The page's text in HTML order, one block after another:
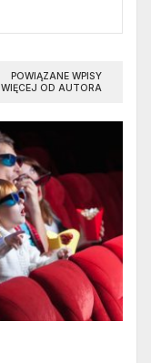
POWIĄZANE WPISY
WIĘCEJ OD AUTORA